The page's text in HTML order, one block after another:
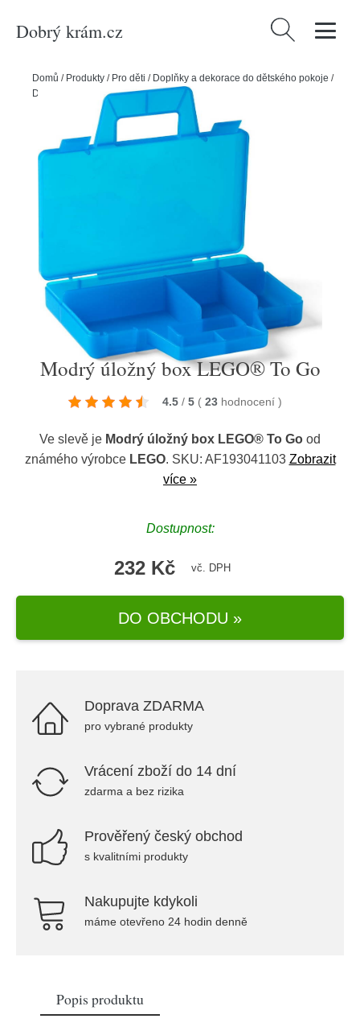
Dobrý krám.cz Vyhledávání
Domů / Produkty / Pro děti / Doplňky a dekorace do dětského pokoje /
Dětské úložné boxy/Modrý úložný box LEGO® To Go
Modrý úložný box LEGO® To Go
4.5 / 5 ( 23 hodnocení )
Ve slevě je Modrý úložný box LEGO® To Go od
známého výrobce LEGO. SKU: AF193041103 Zobrazit
více »
Dostupnost:
232 Kč vč. DPH
DO OBCHODU »
Doprava ZDARMA
pro vybrané produkty
Vrácení zboží do 14 dní
zdarma a bez rizika
Prověřený český obchod
s kvalitními produkty
Nakupujte kdykoli
máme otevřeno 24 hodin denně
Popis produktu